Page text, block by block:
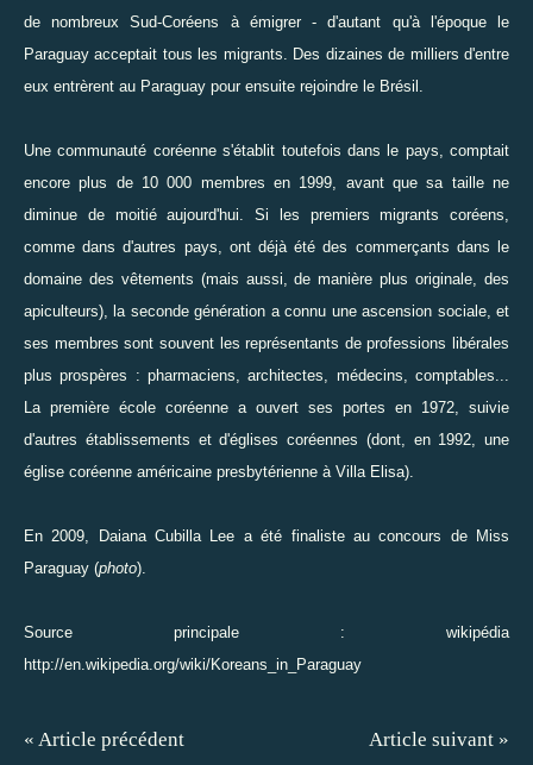
de nombreux Sud-Coréens à émigrer - d'autant qu'à l'époque le
Paraguay acceptait tous les migrants. Des dizaines de milliers d'entre
eux entrèrent au Paraguay pour ensuite rejoindre le Brésil.
Une communauté coréenne s'établit toutefois dans le pays, comptait
encore plus de 10 000 membres en 1999, avant que sa taille ne
diminue de moitié aujourd'hui. Si les premiers migrants coréens,
comme dans d'autres pays, ont déjà été des commerçants dans le
domaine des vêtements (mais aussi, de manière plus originale, des
apiculteurs), la seconde génération a connu une ascension sociale, et
ses membres sont souvent les représentants de professions libérales
plus prospères : pharmaciens, architectes, médecins, comptables...
La première école coréenne a ouvert ses portes en 1972, suivie
d'autres établissements et d'églises coréennes (dont, en 1992, une
église coréenne américaine presbytérienne à Villa Elisa).
En 2009, Daiana Cubilla Lee a été finaliste au concours de Miss
Paraguay (photo).
Source principale : wikipédia
http://en.wikipedia.org/wiki/Koreans_in_Paraguay
« Article précédent Article suivant »